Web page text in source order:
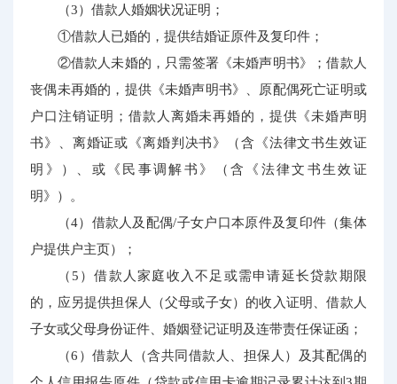
（3）借款人婚姻状况证明；
①借款人已婚的，提供结婚证原件及复印件；
②借款人未婚的，只需签署《未婚声明书》；借款人
丧偶未再婚的，提供《未婚声明书》、原配偶死亡证明或
户口注销证明；借款人离婚未再婚的，提供《未婚声明
书》、离婚证或《离婚判决书》（含《法律文书生效证
明》）、或《民事调解书》（含《法律文书生效证
明》）。
（4）借款人及配偶/子女户口本原件及复印件（集体
户提供户主页）；
（5）借款人家庭收入不足或需申请延长贷款期限
的，应另提供担保人（父母或子女）的收入证明、借款人
子女或父母身份证件、婚姻登记证明及连带责任保证函；
（6）借款人（含共同借款人、担保人）及其配偶的